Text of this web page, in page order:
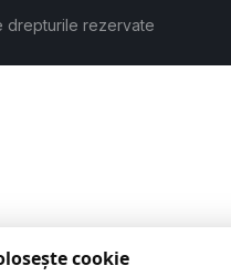
drepturile rezervate
cookie